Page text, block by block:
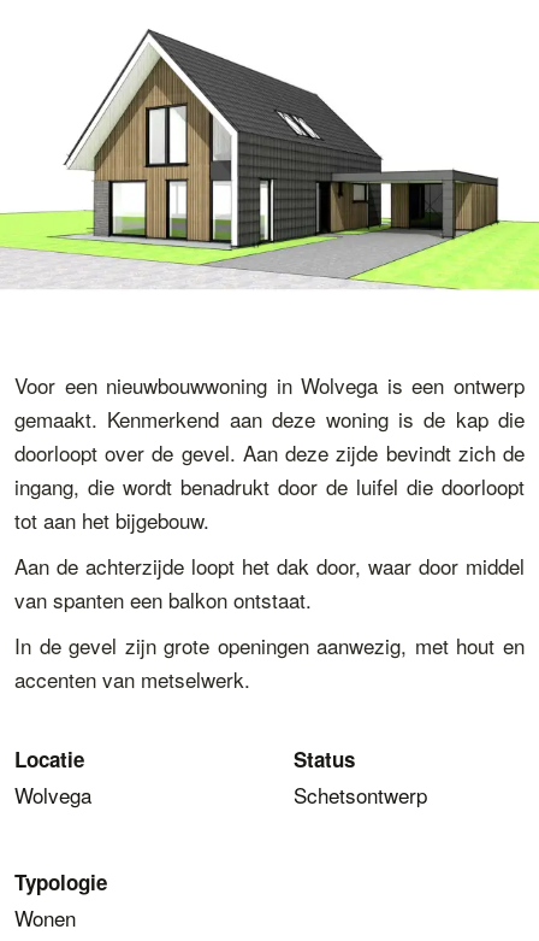
Voor een nieuwbouwwoning in Wolvega is een ontwerp
gemaakt. Kenmerkend aan deze woning is de kap die
doorloopt over de gevel. Aan deze zijde bevindt zich de
ingang, die wordt benadrukt door de luifel die doorloopt
tot aan het bijgebouw.
Aan de achterzijde loopt het dak door, waar door middel
van spanten een balkon ontstaat.
In de gevel zijn grote openingen aanwezig, met hout en
accenten van metselwerk.
Locatie
Wolvega
Status
Schetsontwerp
Typologie
Wonen